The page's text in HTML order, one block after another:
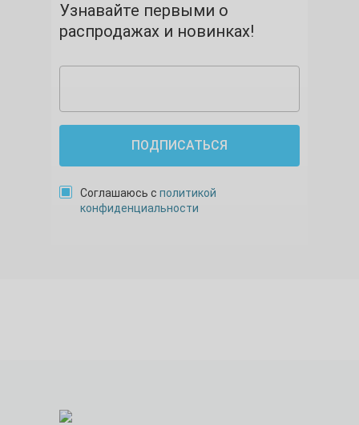
Узнавайте первыми о
распродажах и новинках!
ПОДПИСАТЬСЯ
Соглашаюсь с политикой
конфиденциальности